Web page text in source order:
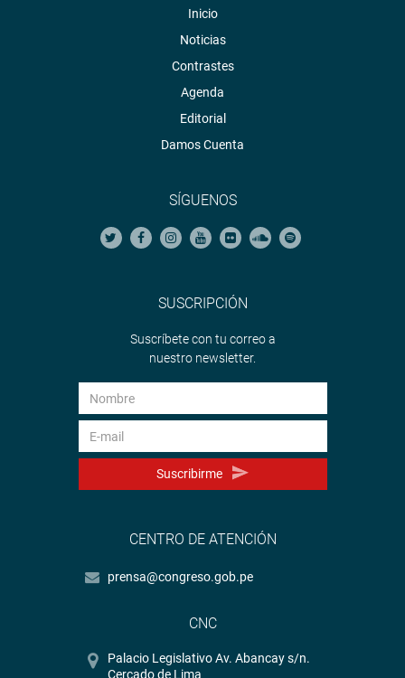
Inicio
Noticias
Contrastes
Agenda
Editorial
Damos Cuenta
SÍGUENOS
SUSCRIPCIÓN
Suscríbete con tu correo a
nuestro newsletter.
Suscribirme
CENTRO DE ATENCIÓN
prensa@congreso.gob.pe
CNC
Palacio Legislativo Av. Abancay s/n.
Cercado de Lima